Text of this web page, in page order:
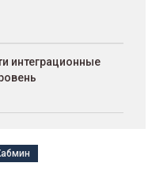
интеграционные